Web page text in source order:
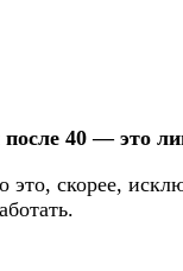
40 — это
скорее,